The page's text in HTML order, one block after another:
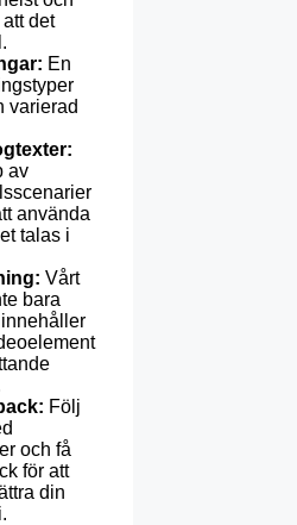
det
En
varierad
av
använda
talas i
Vårt
bara
Följ
och få
för att
din